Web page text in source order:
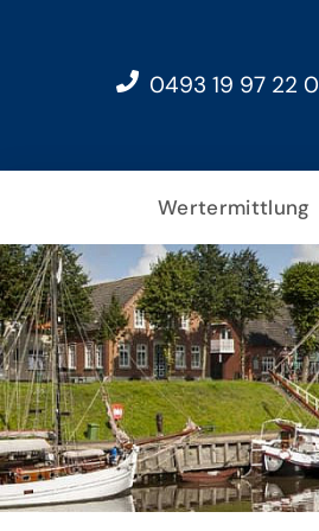
0493 19 97 22 0
Wertermittlung